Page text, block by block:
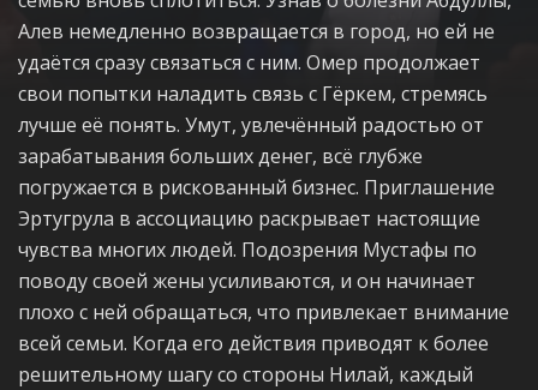
Алев немедленно возвращается в город, но ей не
удаётся сразу связаться с ним. Омер продолжает
свои попытки наладить связь с Гёркем, стремясь
лучше её понять. Умут, увлечённый радостью от
зарабатывания больших денег, всё глубже
погружается в рискованный бизнес. Приглашение
Эртугрула в ассоциацию раскрывает настоящие
чувства многих людей. Подозрения Мустафы по
поводу своей жены усиливаются, и он начинает
плохо с ней обращаться, что привлекает внимание
всей семьи. Когда его действия приводят к более
решительному шагу со стороны Нилай, каждый